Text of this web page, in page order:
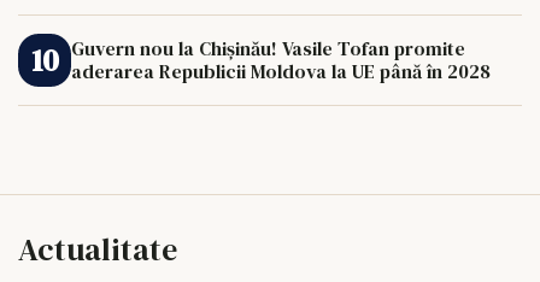
Guvern nou la Chișinău! Vasile Tofan promite
aderarea Republicii Moldova la UE până în 2028
Actualitate